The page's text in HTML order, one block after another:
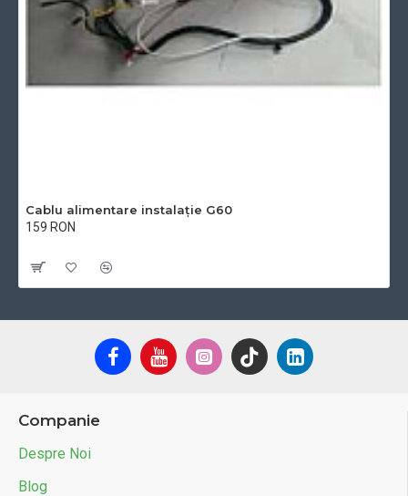
Cablu alimentare instalație G60
159 RON
Companie
Despre Noi
Blog